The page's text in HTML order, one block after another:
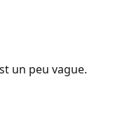
un peu vague.